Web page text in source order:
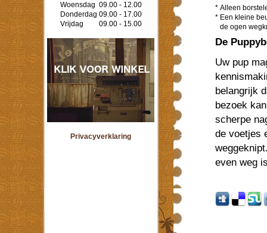
Woensdag 09.00 - 12.00
Donderdag 09.00 - 17.00
Vrijdag
09.00 - 15.00
Privacyverklaring
* Alleen
* Een kleine
de ogen
De
Uw pup
belangrijk
bezoek
scherpe
de voetjes
even weg